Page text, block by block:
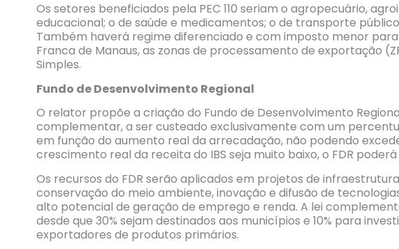
Os setores beneficiados pela PEC 110 seriam o agropecuário,
educacional; o de saúde e medicamentos; o de transporte
Também haverá regime diferenciado e com imposto menor
Franca de Manaus, as zonas de processamento de exportação
Simples.
Fundo de Desenvolvimento Regional
O relator propõe a criação do Fundo de Desenvolvimento
complementar, a ser custeado exclusivamente com um
em função do aumento real da arrecadação, não podendo
crescimento real da receita do IBS seja muito baixo, o FDR
Os recursos do FDR serão aplicados em projetos de
conservação do meio ambiente, inovação e difusão de
alto potencial de geração de emprego e renda. A lei
desde que 30% sejam destinados aos municípios e 10% para
exportadores de produtos primários.